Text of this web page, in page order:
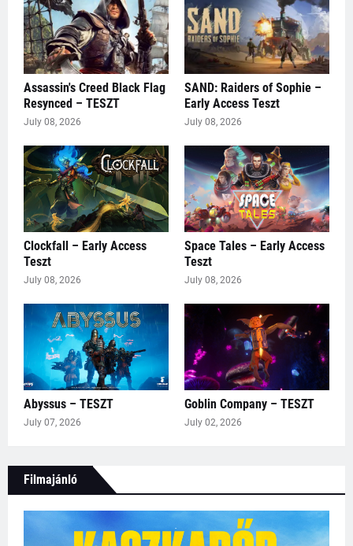
Assassin's Creed Black Flag
Resynced – TESZT
July 08, 2026
SAND: Raiders of Sophie –
Early Access Teszt
July 08, 2026
Clockfall – Early Access
Teszt
July 08, 2026
Space Tales – Early Access
Teszt
July 08, 2026
Abyssus – TESZT
July 07, 2026
Goblin Company – TESZT
July 02, 2026
Filmajánló